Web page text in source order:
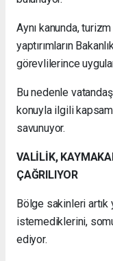
Aynı kanunda,
yaptırımların
görevlilerince
Bu nedenle
konuyla ilgili
savunuyor.
VALİLİK,
ÇAĞRILIYOR
Bölge sakinleri
istemediklerini,
ediyor.